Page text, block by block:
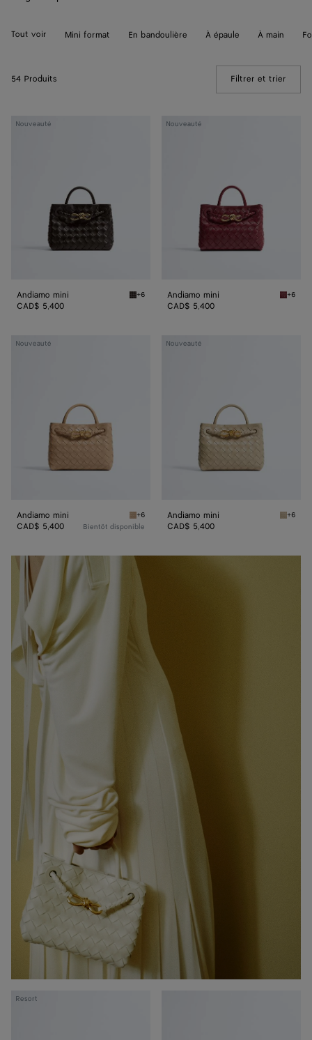
Tout voir Mini format En bandoulière À épaule À main
54 Produits Filtrer et trier
Nouveauté
Andiamo
Andiamo mini Fondant Andiamo mini
+6
CAD$ 5,400
Nouveauté
Andiamo
Andiamo mini Lava
+6
CAD$ 5,400
Nouveauté
Andiamo
Andiamo mini Shore Andiamo mini
+6
CAD$ 5,400 Bientôt disponible
Nouveauté
Andiamo
Andiamo mini Ecru
+6
CAD$ 5,400
Resort
Andiamo